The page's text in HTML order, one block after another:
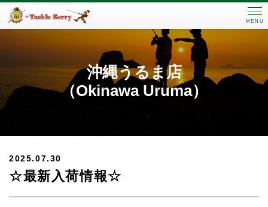
MENU
沖縄うるま店
（Okinawa Uruma）
2025.07.30
☆最新入荷情報☆